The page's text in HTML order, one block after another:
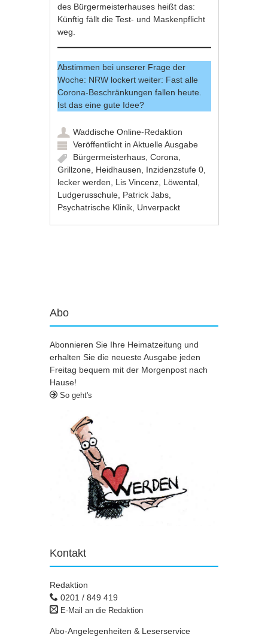
des Bürgermeisterhauses heißt das:
Künftig fällt die Test- und Maskenpflicht
weg.
Abstimmen bei unserer Frage der
Woche: NRW lockert weiter: Fast alle
Corona-Beschränkungen fallen heute.
Ist das eine gute Idee?
Waddische Online-Redaktion
Veröffentlicht inAktuelle Ausgabe
Bürgermeisterhaus ,Corona
Grillzone Heidhausen Inzidenzstufe 0
lecker werden
Lis Vincenz Löwental
Ludgerusschule Patrick Jabs
Psychatrische Klinik Unverpackt
Abo
Abonnieren Sie Ihre Heimatzeitung und
erhalten Sie die neueste Ausgabe jeden
Freitag bequem mit der Morgenpost nach
Hause!
So geht's
Kontakt
Redaktion
0201 / 849 419
E-Mail an die Redaktion
Abo-Angelegenheiten & Leserservice